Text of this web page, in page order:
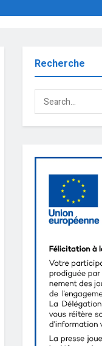
Recherche